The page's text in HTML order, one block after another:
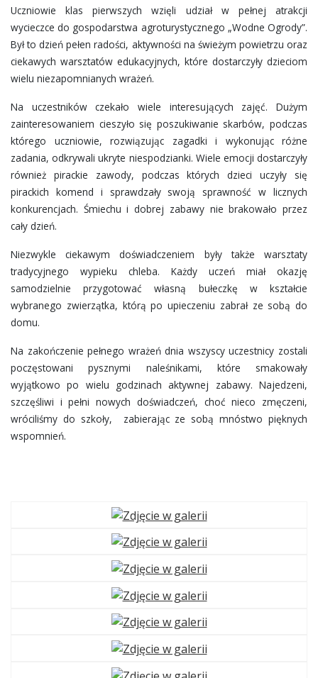
Uczniowie klas pierwszych wzięli udział w pełnej atrakcji
wycieczce do gospodarstwa agroturystycznego „Wodne Ogrody”.
Był to dzień pełen radości, aktywności na świeżym powietrzu oraz
ciekawych warsztatów edukacyjnych, które dostarczyły dzieciom
wielu niezapomnianych wrażeń.
Na uczestników czekało wiele interesujących zajęć. Dużym
zainteresowaniem cieszyło się poszukiwanie skarbów, podczas
którego uczniowie, rozwiązując zagadki i wykonując różne
zadania, odkrywali ukryte niespodzianki. Wiele emocji dostarczyły
również pirackie zawody, podczas których dzieci uczyły się
pirackich komend i sprawdzały swoją sprawność w licznych
konkurencjach. Śmiechu i dobrej zabawy nie brakowało przez
cały dzień.
Niezwykle ciekawym doświadczeniem były także warsztaty
tradycyjnego wypieku chleba. Każdy uczeń miał okazję
samodzielnie przygotować własną bułeczkę w kształcie
wybranego zwierzątka, którą po upieczeniu zabrał ze sobą do
domu.
Na zakończenie pełnego wrażeń dnia wszyscy uczestnicy zostali
poczęstowani pysznymi naleśnikami, które smakowały
wyjątkowo po wielu godzinach aktywnej zabawy. Najedzeni,
szczęśliwi i pełni nowych doświadczeń, choć nieco zmęczeni,
wróciliśmy do szkoły, zabierając ze sobą mnóstwo pięknych
wspomnień.